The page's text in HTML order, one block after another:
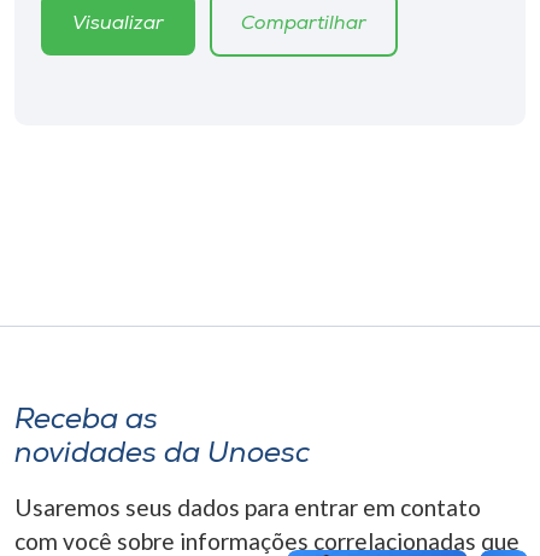
Museu
A-
Visualizar Compartilhar
Receba as
novidades da Unoesc
Usaremos seus dados para entrar em contato
com você sobre informações correlacionadas que